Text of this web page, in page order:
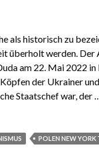
als historisch zu
überholt werden. Der
am 22. Mai 2022
der Ukrainer
Staatschef war, der
York Times & Co.
POLEN NEW YORK